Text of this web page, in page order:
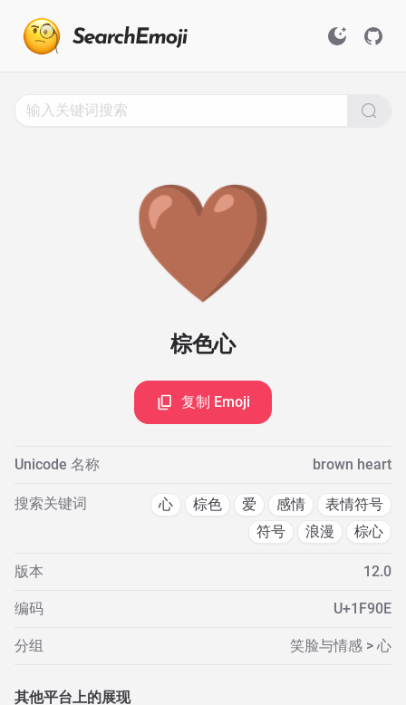
🤎
棕色心
复制 Emoji
Unicode 名称 brown heart
搜索关键词 心 棕色 爱 感情
表情符号
符号
浪漫 棕心
版本 12.0
编码 U+1F90E
分组 笑脸与情感 > 心
其他平台上的展现